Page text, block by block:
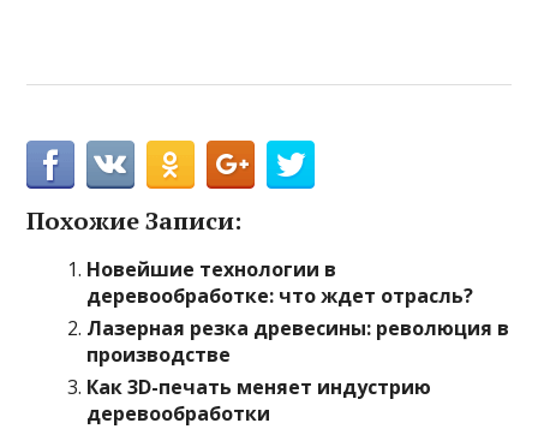
Похожие Записи:
Новейшие технологии в
деревообработке: что ждет отрасль?
Лазерная резка древесины: революция в
производстве
Как 3D-печать меняет индустрию
деревообработки